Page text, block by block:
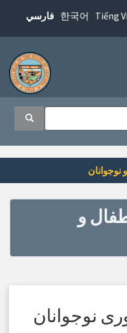
Tiếng
한국어 فارسي
جستجو
و
نوجوانان